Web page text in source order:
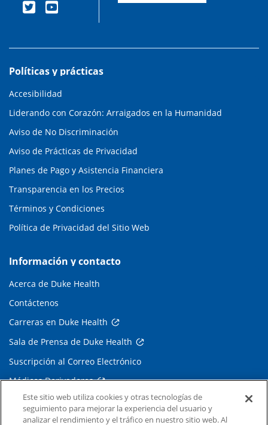
Políticas y prácticas
Accesibilidad
Liderando con Corazón: Arraigados en la Humanidad
Aviso de No Discriminación
Aviso de Prácticas de Privacidad
Planes de Pago y Asistencia Financiera
Transparencia en los Precios
Términos y Condiciones
Política de Privacidad del Sitio Web
Información y contacto
Acerca de Duke Health
Contáctenos
Carreras en Duke Health
Sala de Prensa de Duke Health
Suscripción al Correo Electrónico
Médicos Derivadores
Enlaces relacionados
Este sitio web utiliza cookies y otras tecnologías de
seguimiento para mejorar la experiencia del usuario y
analizar el rendimiento y el tráfico en nuestro sitio web. Al